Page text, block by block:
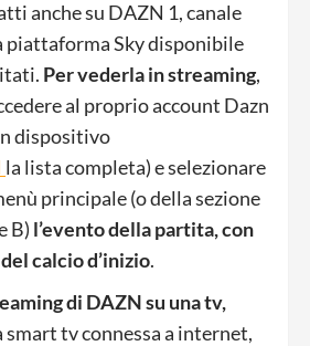
anche su DAZN 1, canale
piattaforma Sky disponibile
Per vederla in streaming,
al proprio account Dazn
dispositivo
la lista completa) e selezionare
principale (o della sezione
B) l’evento della partita, con
calcio d’inizio.
di DAZN su una tv,
smart tv connessa a internet,